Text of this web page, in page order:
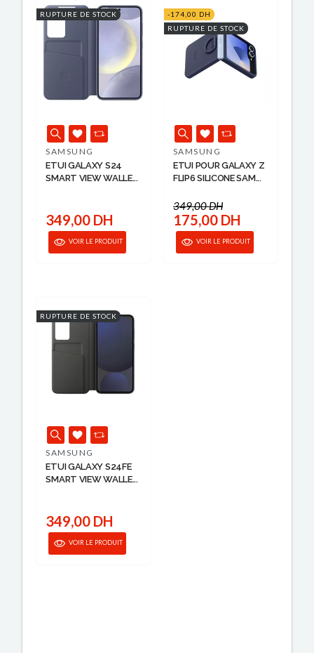
RUPTURE DE STOCK
SAMSUNG
ETUI GALAXY S24
SMART VIEW WALLE...
349,00 DH
VOIR LE PRODUIT
-174,00 DH
RUPTURE DE STOCK
SAMSUNG
ETUI POUR GALAXY Z
FLIP6 SILICONE SAM...
349,00 DH
175,00 DH
VOIR LE PRODUIT
RUPTURE DE STOCK
SAMSUNG
ETUI GALAXY S24FE
SMART VIEW WALLE...
349,00 DH
VOIR LE PRODUIT